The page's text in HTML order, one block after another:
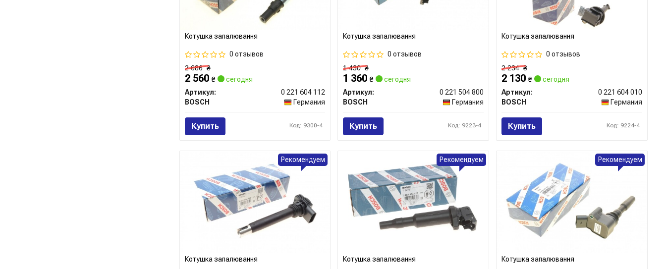
Котушка запалювання
0 отзывов
2 686₴
2 560 ₴
сегодня
Артикул:
0 221 604 112
BOSCH
Германия
Купить Код: 9300-4
Котушка запалювання
0 отзывов
1 430₴
1 360₴
сегодня
Артикул:
0 221 504 800
BOSCH
Германия
Купить Код: 9223-4
Котушка запалювання
0 отзывов
2 234₴
2 130₴
сегодня
Артикул:
0 221 604 010
BOSCH
Германия
Купить Код: 9224-4
Котушка запалювання
Рекомендуем
Котушка запалювання
Рекомендуем
Котушка запалювання
Рекомендуем